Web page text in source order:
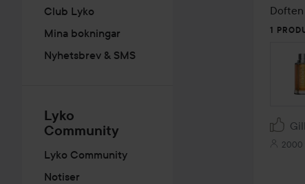
Club Lyko
Mina bokningar
Nyhetsbrev & SMS
Lyko
Community
Lyko Community
Notiser
av
5
1
2000